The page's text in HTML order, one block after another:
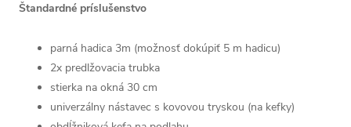
Štandardné príslušenstvo
parná hadica 3m (možnosť dokúpiť 5 m hadicu)
2x predlžovacia trubka
stierka na okná 30 cm
univerzálny nástavec s kovovou tryskou (na kefky)